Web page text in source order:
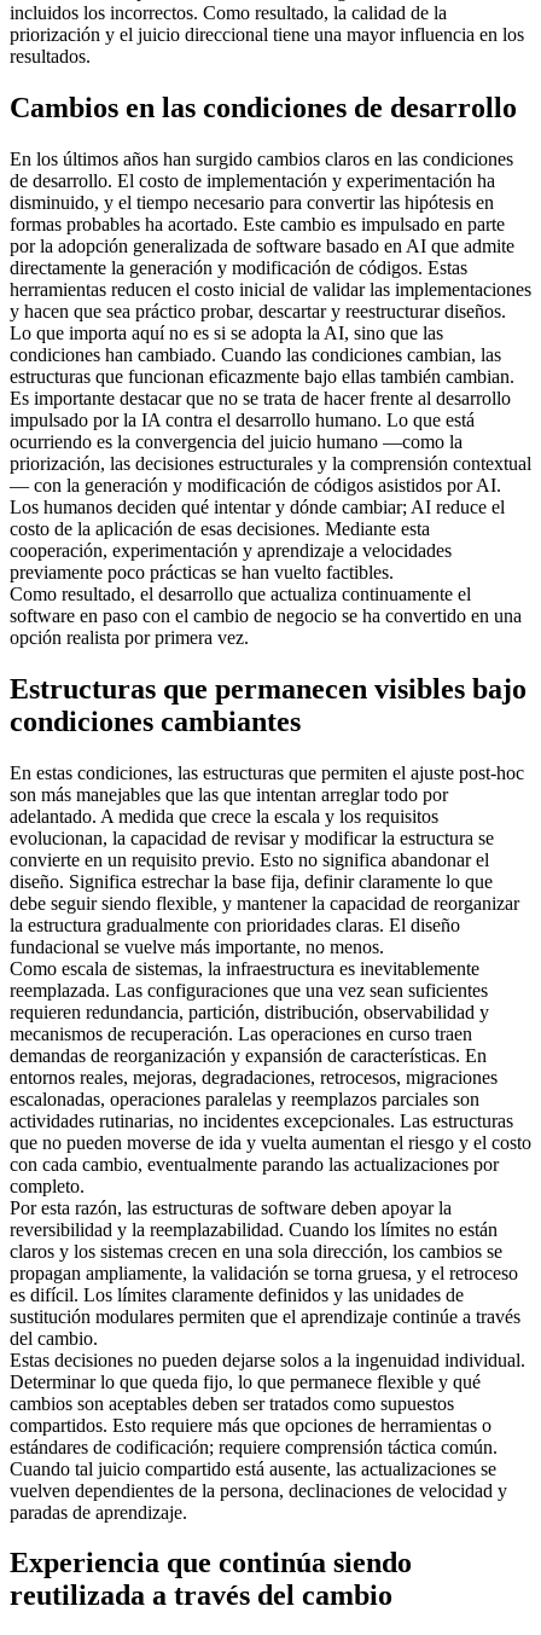
incluidos los incorrectos. Como resultado, la calidad de la
priorización y el juicio direccional tiene una mayor influencia en los
resultados.
Cambios en las condiciones de desarrollo
En los últimos años han surgido cambios claros en las condiciones
de desarrollo. El costo de implementación y experimentación ha
disminuido, y el tiempo necesario para convertir las hipótesis en
formas probables ha acortado. Este cambio es impulsado en parte
por la adopción generalizada de software basado en AI que admite
directamente la generación y modificación de códigos. Estas
herramientas reducen el costo inicial de validar las implementaciones
y hacen que sea práctico probar, descartar y reestructurar diseños.
Lo que importa aquí no es si se adopta la AI, sino que las
condiciones han cambiado. Cuando las condiciones cambian, las
estructuras que funcionan eficazmente bajo ellas también cambian.
Es importante destacar que no se trata de hacer frente al desarrollo
impulsado por la IA contra el desarrollo humano. Lo que está
ocurriendo es la convergencia del juicio humano —como la
priorización, las decisiones estructurales y la comprensión contextual
— con la generación y modificación de códigos asistidos por AI.
Los humanos deciden qué intentar y dónde cambiar; AI reduce el
costo de la aplicación de esas decisiones. Mediante esta
cooperación, experimentación y aprendizaje a velocidades
previamente poco prácticas se han vuelto factibles.
Como resultado, el desarrollo que actualiza continuamente el
software en paso con el cambio de negocio se ha convertido en una
opción realista por primera vez.
Estructuras que permanecen visibles bajo
condiciones cambiantes
En estas condiciones, las estructuras que permiten el ajuste post-hoc
son más manejables que las que intentan arreglar todo por
adelantado. A medida que crece la escala y los requisitos
evolucionan, la capacidad de revisar y modificar la estructura se
convierte en un requisito previo. Esto no significa abandonar el
diseño. Significa estrechar la base fija, definir claramente lo que
debe seguir siendo flexible, y mantener la capacidad de reorganizar
la estructura gradualmente con prioridades claras. El diseño
fundacional se vuelve más importante, no menos.
Como escala de sistemas, la infraestructura es inevitablemente
reemplazada. Las configuraciones que una vez sean suficientes
requieren redundancia, partición, distribución, observabilidad y
mecanismos de recuperación. Las operaciones en curso traen
demandas de reorganización y expansión de características. En
entornos reales, mejoras, degradaciones, retrocesos, migraciones
escalonadas, operaciones paralelas y reemplazos parciales son
actividades rutinarias, no incidentes excepcionales. Las estructuras
que no pueden moverse de ida y vuelta aumentan el riesgo y el costo
con cada cambio, eventualmente parando las actualizaciones por
completo.
Por esta razón, las estructuras de software deben apoyar la
reversibilidad y la reemplazabilidad. Cuando los límites no están
claros y los sistemas crecen en una sola dirección, los cambios se
propagan ampliamente, la validación se torna gruesa, y el retroceso
es difícil. Los límites claramente definidos y las unidades de
sustitución modulares permiten que el aprendizaje continúe a través
del cambio.
Estas decisiones no pueden dejarse solos a la ingenuidad individual.
Determinar lo que queda fijo, lo que permanece flexible y qué
cambios son aceptables deben ser tratados como supuestos
compartidos. Esto requiere más que opciones de herramientas o
estándares de codificación; requiere comprensión táctica común.
Cuando tal juicio compartido está ausente, las actualizaciones se
vuelven dependientes de la persona, declinaciones de velocidad y
paradas de aprendizaje.
Experiencia que continúa siendo
reutilizada a través del cambio